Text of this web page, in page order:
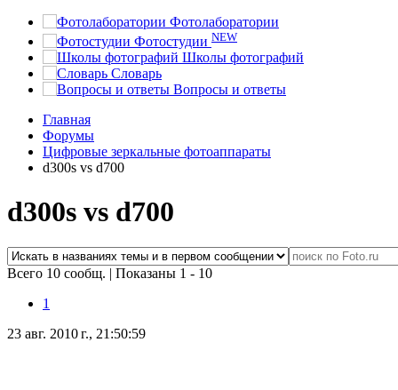
Фотолаборатории
Фотостудии NEW
Школы фотографий
Словарь
Вопросы и ответы
Главная
Форумы
Цифровые зеркальные фотоаппараты
d300s vs d700
d300s vs d700
Всего 10 сообщ. | Показаны 1 - 10
1
23 авг. 2010 г., 21:50:59